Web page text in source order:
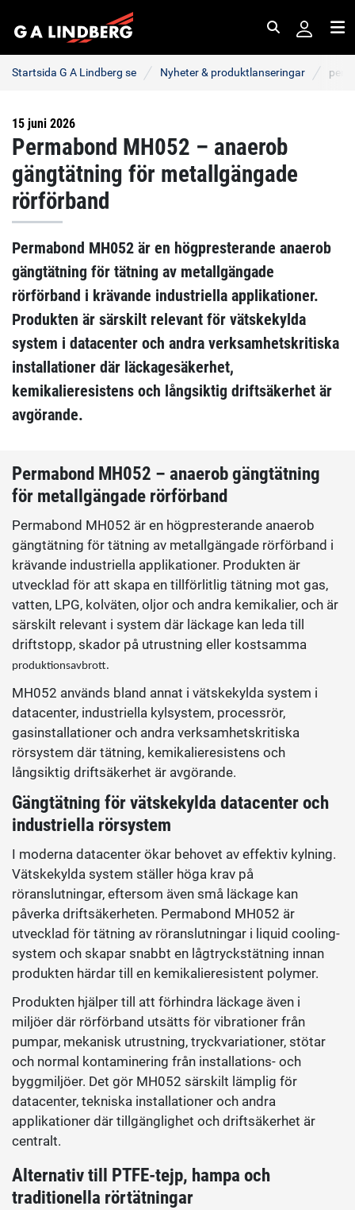
Startsida G A Lindberg se Nyheter & produktlanseringar
15 juni 2026
Permabond MH052 – anaerob
gängtätning för metallgängade
rörförband
Permabond MH052 är en högpresterande anaerob
gängtätning för tätning av metallgängade
rörförband i krävande industriella applikationer.
Produkten är särskilt relevant för vätskekylda
system i datacenter och andra verksamhetskritiska
installationer där läckagesäkerhet,
kemikalieresistens och långsiktig driftsäkerhet är
avgörande.
Permabond MH052 – anaerob gängtätning
för metallgängade rörförband
Permabond MH052 är en högpresterande anaerob
gängtätning för tätning av metallgängade rörförband i
krävande industriella applikationer. Produkten är
utvecklad för att skapa en tillförlitlig tätning mot gas,
vatten, LPG, kolväten, oljor och andra kemikalier, och är
särskilt relevant i system där läckage kan leda till
driftstopp, skador på utrustning eller kostsamma
produktionsavbrott.
MH052 används bland annat i vätskekylda system i
datacenter, industriella kylsystem, processrör,
gasinstallationer och andra verksamhetskritiska
rörsystem där tätning, kemikalieresistens och
långsiktig driftsäkerhet är avgörande.
Gängtätning för vätskekylda datacenter och
industriella rörsystem
I moderna datacenter ökar behovet av effektiv kylning.
Vätskekylda system ställer höga krav på
röranslutningar, eftersom även små läckage kan
påverka driftsäkerheten. Permabond MH052 är
utvecklad för tätning av röranslutningar i liquid cooling-
system och skapar snabbt en lågtryckstätning innan
produkten härdar till en kemikalieresistent polymer.
Produkten hjälper till att förhindra läckage även i
miljöer där rörförband utsätts för vibrationer från
pumpar, mekanisk utrustning, tryckvariationer, stötar
och normal kontaminering från installations- och
byggmiljöer. Det gör MH052 särskilt lämplig för
datacenter, tekniska installationer och andra
applikationer där tillgänglighet och driftsäkerhet är
centralt.
Alternativ till PTFE-tejp, hampa och
traditionella rörtätningar